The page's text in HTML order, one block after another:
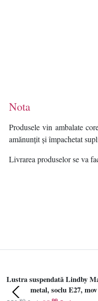
Nota
Produsele vin ambalate
amănunțit și împachetat
Livrarea produselor se va
Lustra suspendată Lindby
metal, soclu E27, mov